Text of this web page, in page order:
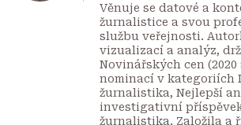
Věnuje se datové a
žurnalistice a svou
službu veřejnosti.
vizualizací a analýz,
Novinářských cen (2020
nominací v kategoriích
žurnalistika, Nejlepší
investigativní
žurnalistika. Založila a